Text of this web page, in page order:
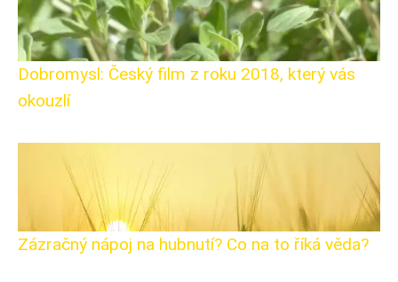
Dobromysl: Český film z roku 2018, který vás
okouzlí
Zázračný nápoj na hubnutí? Co na to říká věda?